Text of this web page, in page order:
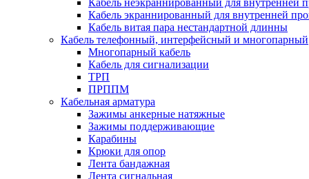
Кабель неэкраннированный для внутренней
Кабель экраннированный для внутренней
Кабель витая пара нестандартной длинны
Кабель телефонный, интерфейсный и многопарный
Многопарный кабель
Кабель для сигнализации
ТРП
ПРППМ
Кабельная арматура
Зажимы анкерные натяжные
Зажимы поддерживающие
Карабины
Крюки для опор
Лента бандажная
Лента сигнальная